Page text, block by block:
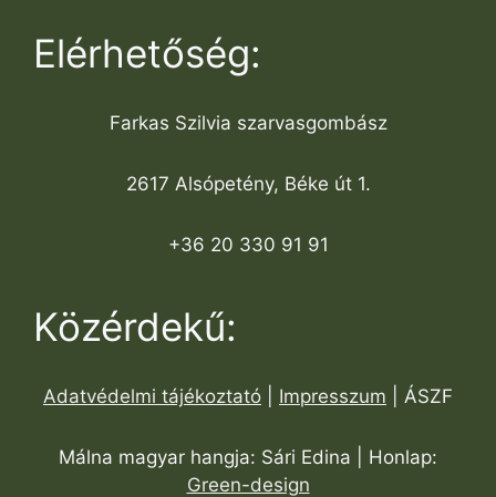
Elérhetőség:
Farkas Szilvia szarvasgombász
2617 Alsópetény, Béke út 1.
+36 20 330 91 91
Közérdekű:
Adatvédelmi tájékoztató Impresszum | ÁSZF
Málna magyar hangja: Sári Edina | Honlap:
Green-design